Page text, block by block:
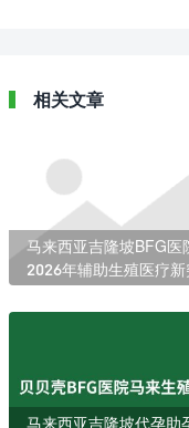
相关文章
马来西亚吉隆坡BFG医
2026年辅助生殖医疗新
马来西亚吉隆坡代孕助